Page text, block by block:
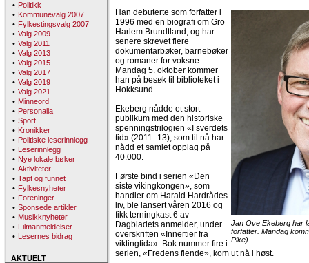
• Politikk
• Kommunevalg 2007
• Fylkestingsvalg 2007
• Valg 2009
• Valg 2011
• Valg 2013
• Valg 2015
• Valg 2017
• Valg 2019
• Valg 2021
• Minneord
• Personalia
• Sport
• Kronikker
• Politiske leserinnlegg
• Leserinnlegg
• Nye lokale bøker
• Aktiviteter
• Tapt og funnet
• Fylkesnyheter
• Foreninger
• Sponsede artikler
• Musikknyheter
• Filmanmeldelser
• Lesernes bidrag
AKTUELT
Jan Ove Ekeberg har
forfatter. Mandag
Pike)
Han debuterte som forfatter i
1996 med en biografi om Gro
Harlem Brundtland, og har
senere skrevet flere
dokumentarbøker, barnebøker
og romaner for voksne.
Mandag 5. oktober kommer
han på besøk til biblioteket i
Hokksund.
Ekeberg nådde et stort
publikum med den historiske
spenningstrilogien «I sverdets
tid» (2011–13), som til nå har
nådd et samlet opplag på
40.000.
Første bind i serien «Den
siste vikingkongen», som
handler om Harald Hardrådes
liv, ble lansert våren 2016 og
fikk terningkast 6 av
Dagbladets anmelder, under
overskriften «Innertier fra
viktingtida». Bok nummer fire i
serien, «Fredens fiende», kom ut nå i høst.